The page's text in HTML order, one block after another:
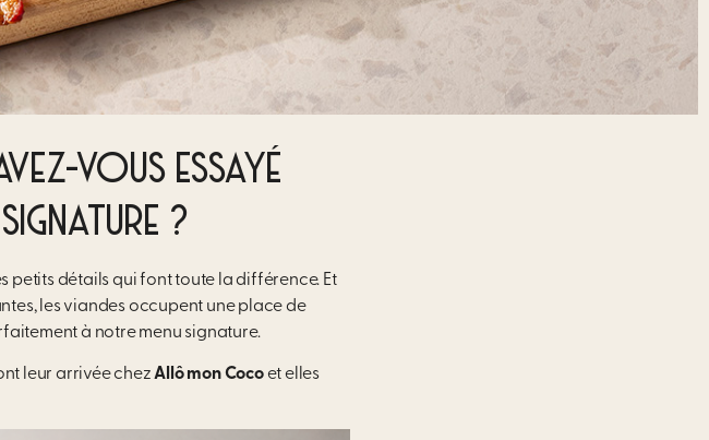
VOUS ESSAYÉ
?
petits détails qui font toute la différence. Et
les viandes occupent une place de
à notremenu signature.
leur arrivée chezAllô mon Cocoet elles